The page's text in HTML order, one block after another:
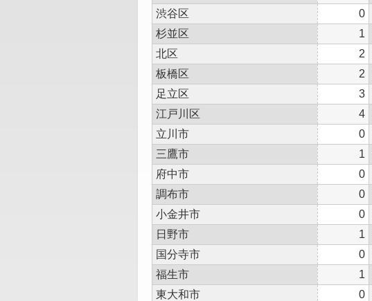
渋谷区
0
杉並区
1
北区
2
板橋区
2
足立区
3
江戸川区
4
立川市
0
三鷹市
1
府中市
0
調布市
0
小金井市
0
日野市
1
国分寺市
0
福生市
1
東大和市
0